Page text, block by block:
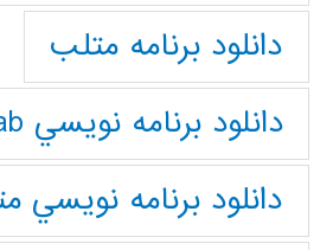
دانلود برنامه متلب
دانلود برنامه نويسي Matlab
دانلود برنامه نويسي